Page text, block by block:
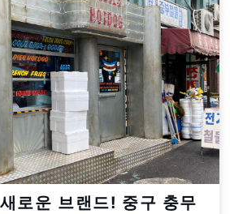
로운 브랜드! 중구 충무